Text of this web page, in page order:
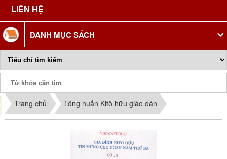
LIÊN HỆ
DANH MỤC SÁCH
Phiếu Sách
Trang chủ Tông huấn Kitô hữu giáo dân